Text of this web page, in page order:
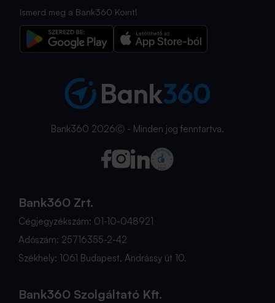
Ismerd meg a Bank360 Koint!
Bank360 2026Ⓒ - Minden jog fenntartva.
Bank360 Zrt.
Cégjegyzékszám: 01-10-048921
Adószám: 25716355-2-42
Székhely: 1061 Budapest, Andrássy út 10.
Bank360 Szolgáltató Kft.